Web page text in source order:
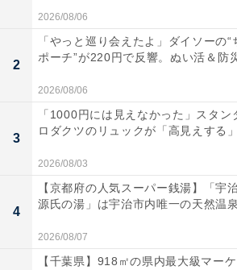
ヒロックは元小学校教師が作るオル
ということもあり、設立前から注目
メディアで取り上げられているので
る人も多いかもしれません。
この記事では、ヒロックの基本的な
た今の子どもたちの様子をリポート
2026/08/06
2
「やっと巡り会えたよ」ダイソーの“
ポーチ”が220円で反響。ぬい活＆防
2026/08/06
3
「1000円には見えなかった」スタン
ロダクツのリュックが「高見えする
2026/08/03
4
【京都府の人気スーパー銭湯】「宇
源氏の湯」は宇治市内唯一の天然温
2026/08/07
【千葉県】918㎡の県内最大級マー